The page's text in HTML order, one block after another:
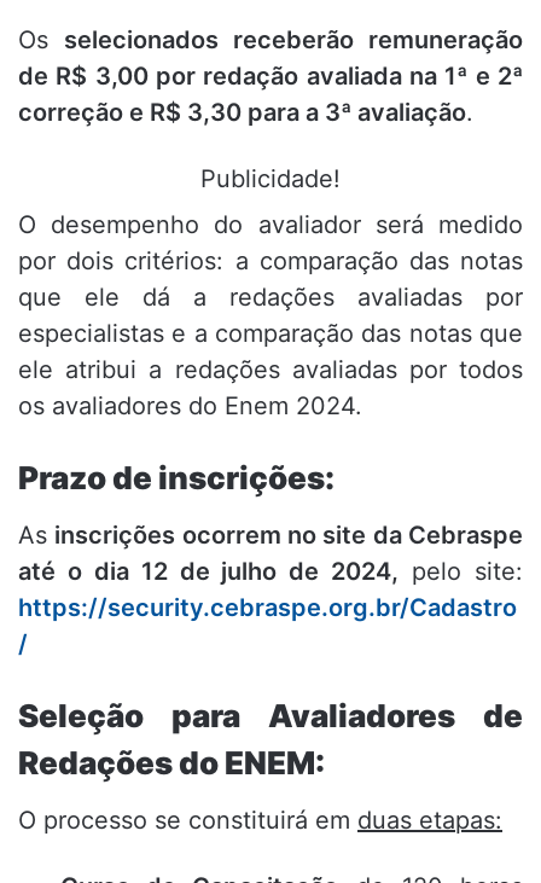
Os selecionados receberão remuneração
de R$ 3,00 por redação avaliada na 1ª e 2ª
correção e R$ 3,30 para a 3ª avaliação.
Publicidade!
O desempenho do avaliador será medido
por dois critérios: a comparação das notas
que ele dá a redações avaliadas por
especialistas e a comparação das notas que
ele atribui a redações avaliadas por todos
os avaliadores do Enem 2024.
Prazo de inscrições:
As inscrições ocorrem no site da Cebraspe
até o dia 12 de julho de 2024, pelo site:
https://security.cebraspe.org.br/Cadastro
/
Seleção para Avaliadores de
Redações do ENEM:
O processo se constituirá em duas etapas: